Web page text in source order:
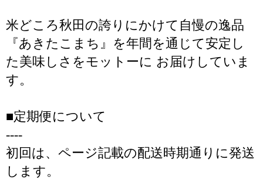
米どころ秋田の誇りにかけて自慢の逸品
『あきたこまち』を年間を通じて安定し
た美味しさをモットーに お届けしていま
す。
■定期便について
----
初回は、ページ記載の配送時期通りに発送
します。